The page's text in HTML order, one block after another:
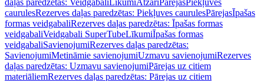
daļas paredzētas: Veidgabali LīkumiAtzari PārejasPiekļuves
caurulesRezerves daļas paredzētas: Piekļuves caurulesPārejasĪpašas
formas veidgabaliRezerves daļas paredzētas: Īpašas formas
veidgabaliVeidgabali SuperTubeLīkumiĪpašas formas
veidgabaliSavienojumiRezerves daļas paredzētas:
SavienojumiMetināmie savienojumiUzmavu savienojumiRezerves
daļas paredzētas: Uzmavu savienojumiPārejas uz citiem
materiāliemRezerves daļas paredzētas: Pārejas uz citiem